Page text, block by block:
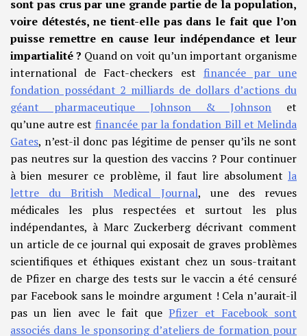
sont pas crus par une grande partie de la population,
voire détestés, ne tient-elle pas dans le fait que l’on
puisse remettre en cause leur indépendance et leur
impartialité ? Quand on voit qu’un important organisme
international de Fact-checkers est financée par une
fondation possédant 2 milliards de dollars d’actions du
géant pharmaceutique Johnson & Johnson et
qu’une autre est financée par la fondation Bill et Melinda
Gates, n’est-il donc pas légitime de penser qu’ils ne sont
pas neutres sur la question des vaccins ? Pour continuer
à bien mesurer ce problème, il faut lire absolument la
lettre du British Medical Journal, une des revues
médicales les plus respectées et surtout les plus
indépendantes, à Marc Zuckerberg décrivant comment
un article de ce journal qui exposait de graves problèmes
scientifiques et éthiques existant chez un sous-traitant
de Pfizer en charge des tests sur le vaccin a été censuré
par Facebook sans le moindre argument ! Cela n’aurait-il
pas un lien avec le fait quePfizer et Facebook sont
associés dans le sponsoring d’ateliers de formation pour